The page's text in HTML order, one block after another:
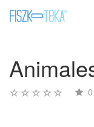
0